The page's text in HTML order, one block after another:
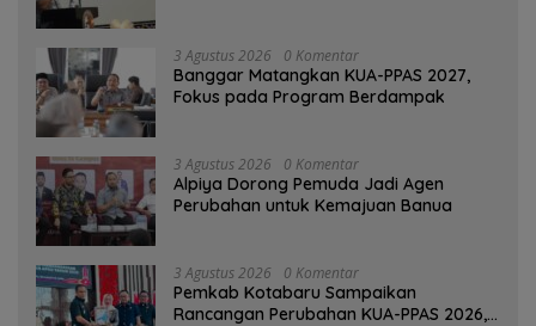
3 Agustus 2026 0 Komentar
‎Banggar Matangkan KUA-PPAS 2027,
Fokus pada Program Berdampak
3 Agustus 2026 0 Komentar
‎Alpiya Dorong Pemuda Jadi Agen
Perubahan untuk Kemajuan Banua ‎
3 Agustus 2026 0 Komentar
Pemkab Kotabaru Sampaikan
Rancangan Perubahan KUA-PPAS 2026,